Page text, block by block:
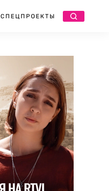
СПЕЦПРОЕКТЫ